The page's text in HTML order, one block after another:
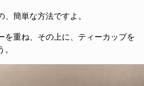
、簡単な方法ですよ。
を重ね、その上に、ティーカップを